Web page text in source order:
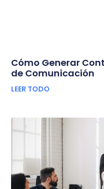
Cómo Generar
de Comunicación
LEER TODO